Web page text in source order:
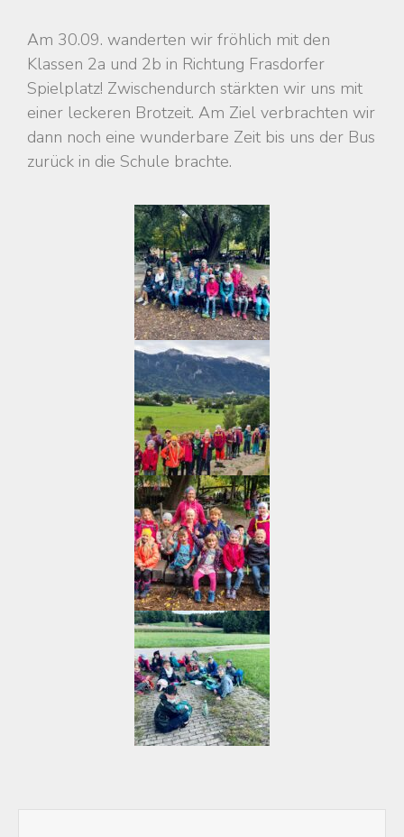
Am 30.09. wanderten wir fröhlich mit den
Klassen 2a und 2b in Richtung Frasdorfer
Spielplatz! Zwischendurch stärkten wir uns mit
einer leckeren Brotzeit. Am Ziel verbrachten wir
dann noch eine wunderbare Zeit bis uns der Bus
zurück in die Schule brachte.